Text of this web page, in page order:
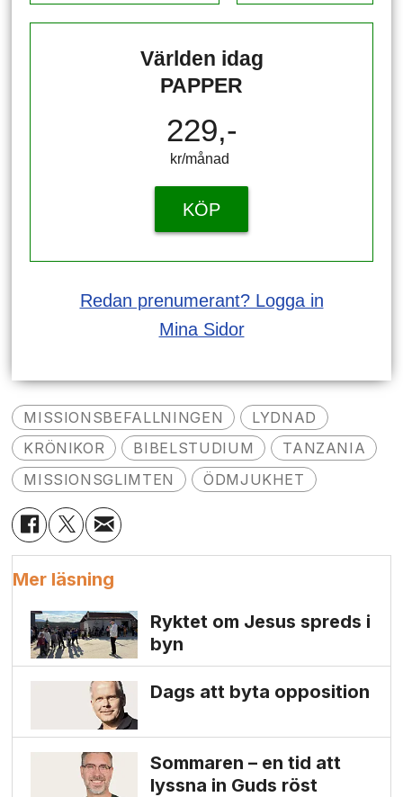
Världen idag
PAPPER
229,-
kr/månad ​​​​​​
KÖP
Redan prenumerant? Logga in
Mina Sidor
MISSIONSBEFALLNINGEN
LYDNAD
KRÖNIKOR
BIBELSTUDIUM
TANZANIA
MISSIONSGLIMTEN
ÖDMJUKHET
Mer läsning
Ryktet om Jesus spreds i
byn
Dags att byta opposition
Sommaren – en tid att
lyssna in Guds röst